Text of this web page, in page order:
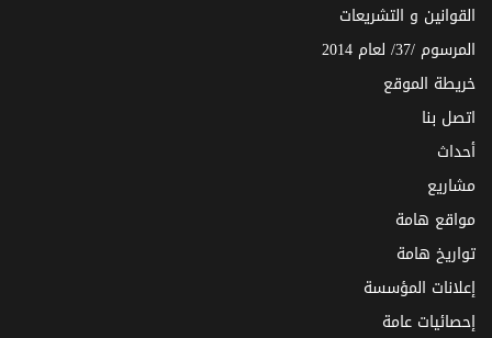
القوانين و التشريعات
المرسوم /37/ لعام 2014
خريطة الموقع
اتصل بنا
أحداث
مشاريع
مواقع هامة
تواريخ هامة
إعلانات المؤسسة
إحصائيات عامة